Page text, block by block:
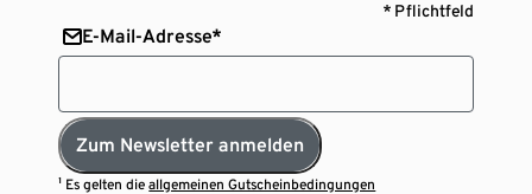
* Pflichtfeld
E-Mail-Adresse*
Zum Newsletter anmelden
¹ Es gelten dieallgemeinen Gutscheinbedingungen